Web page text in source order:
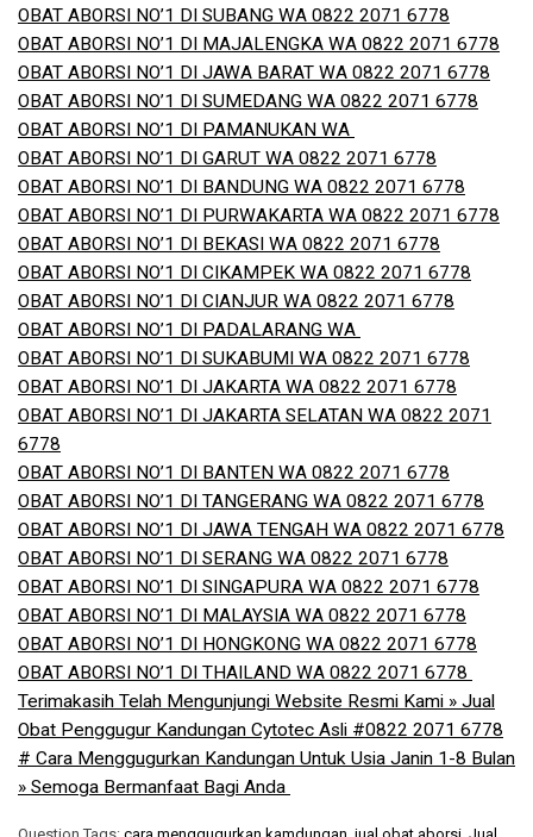
OBAT ABORSI NO’1 DI SUBANG WA 0822 2071 6778
OBAT ABORSI NO’1 DI MAJALENGKA WA 0822 2071 6778
OBAT ABORSI NO’1 DI JAWA BARAT WA 0822 2071 6778
OBAT ABORSI NO’1 DI SUMEDANG WA 0822 2071 6778
OBAT ABORSI NO’1 DI PAMANUKAN WA
OBAT ABORSI NO’1 DI GARUT WA 0822 2071 6778
OBAT ABORSI NO’1 DI BANDUNG WA 0822 2071 6778
OBAT ABORSI NO’1 DI PURWAKARTA WA 0822 2071 6778
OBAT ABORSI NO’1 DI BEKASI WA 0822 2071 6778
OBAT ABORSI NO’1 DI CIKAMPEK WA 0822 2071 6778
OBAT ABORSI NO’1 DI CIANJUR WA 0822 2071 6778
OBAT ABORSI NO’1 DI PADALARANG WA
OBAT ABORSI NO’1 DI SUKABUMI WA 0822 2071 6778
OBAT ABORSI NO’1 DI JAKARTA WA 0822 2071 6778
OBAT ABORSI NO’1 DI JAKARTA SELATAN WA 0822 2071
6778
OBAT ABORSI NO’1 DI BANTEN WA 0822 2071 6778
OBAT ABORSI NO’1 DI TANGERANG WA 0822 2071 6778
OBAT ABORSI NO’1 DI JAWA TENGAH WA 0822 2071 6778
OBAT ABORSI NO’1 DI SERANG WA 0822 2071 6778
OBAT ABORSI NO’1 DI SINGAPURA WA 0822 2071 6778
OBAT ABORSI NO’1 DI MALAYSIA WA 0822 2071 6778
OBAT ABORSI NO’1 DI HONGKONG WA 0822 2071 6778
OBAT ABORSI NO’1 DI THAILAND WA 0822 2071 6778 ​
Terimakasih Telah Mengunjungi Website Resmi Kami » Jual
Obat Penggugur Kandungan Cytotec Asli #0822 2071 6778
# Cara Menggugurkan Kandungan Untuk Usia Janin 1-8 Bulan
» Semoga Bermanfaat Bagi Anda